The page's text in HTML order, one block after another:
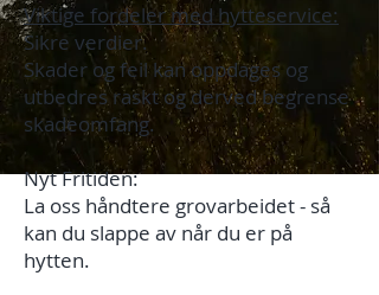
Viktige fordeler med hytteservice:
Sikre verdier.
Skader og feil kan oppdages og
utbedres raskt og derved begrense
skadeomfang.
Nyt Fritiden:
La oss håndtere grovarbeidet - så
kan du slappe av når du er på
hytten.